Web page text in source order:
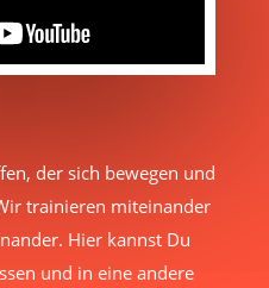
der sich bewegen und
trainieren miteinander
Hier kannst Du
und in eine andere